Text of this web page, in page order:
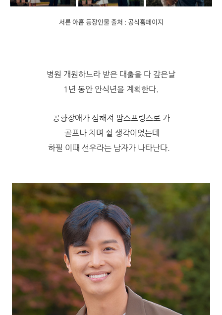
서른 아홉 등장인물 출처 : 공식홈페이지
병원 개원하느라 받은 대출을 다 갚은날
1년 동안 안식년을 계획한다.
공황장애가 심해져 팜스프링스로 가
골프나 치며 쉴 생각이었는데
하필 이때 선우라는 남자가 나타난다.